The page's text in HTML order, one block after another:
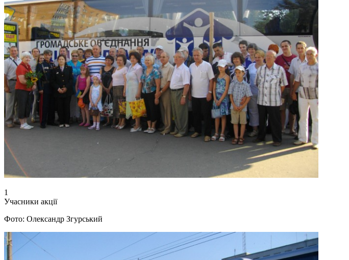
1
Учасники акції
Фото: Олександр Згурський